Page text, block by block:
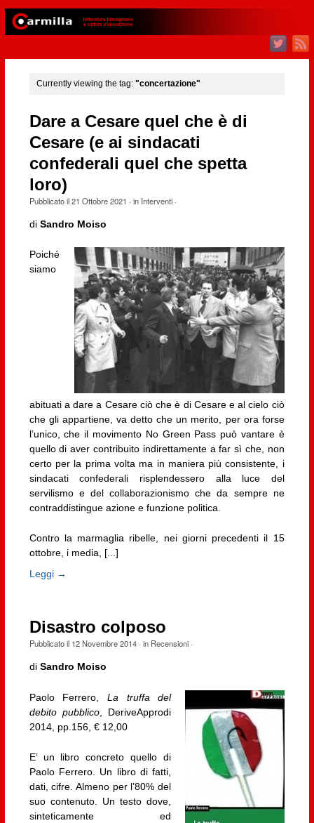
Currently viewing the tag: "concertazione"
Dare a Cesare quel che è di
Cesare (e ai sindacati
confederali quel che spetta
loro)
Pubblicato il21 Ottobre 2021 · in Interventi·
di Sandro Moiso
Poiché
siamo
abituati a dare a Cesare ciò che è di Cesare e al cielo ciò
che gli appartiene, va detto che un merito, per ora forse
l’unico, che il movimento No Green Pass può vantare è
quello di aver contribuito indirettamente a far sì che, non
certo per la prima volta ma in maniera più consistente, i
sindacati confederali risplendessero alla luce del
servilismo e del collaborazionismo che da sempre ne
contraddistingue azione e funzione politica.
Contro la marmaglia ribelle, nei giorni precedenti il 15
ottobre, i media, [...]
Leggi →
Disastro colposo
Pubblicato il 12 Novembre 2014· in Recensioni·
di Sandro Moiso
Paolo Ferrero, La truffa del
debito pubblico, DeriveApprodi
2014, pp.156, € 12,00
E’ un libro concreto quello di
Paolo Ferrero. Un libro di fatti,
dati, cifre. Almeno per l’80% del
suo contenuto. Un testo dove,
sinteticamente ed